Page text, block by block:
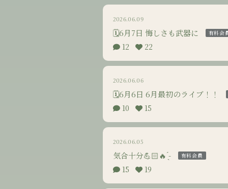
2026.06.09
🗓6月7日 悔しさも武器に 有料会
12 22
2026.06.06
🗓6月6日 6月最初のライブ！！
10 15
2026.06.05
気合十分💪🏻🔥 ̖́- 有料会員
15 19